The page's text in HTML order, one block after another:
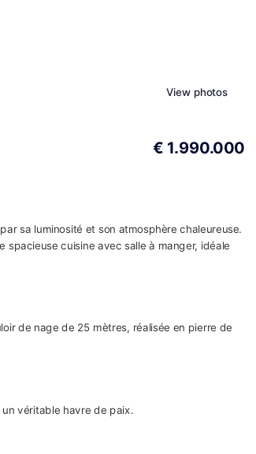
View photos
€ 1.990.000
sa luminosité et son atmosphère chaleureuse.
spacieuse cuisine avec salle à manger, idéale
de nage de 25 mètres, réalisée en pierre de
véritable havre de paix.